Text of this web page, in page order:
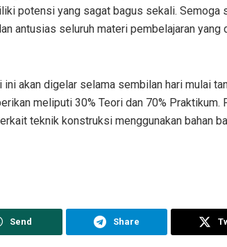
potensi yang sagat bagus sekali. Semoga
antusias seluruh materi pembelajaran yang
akan digelar selama sembilan hari mulai
meliputi 30% Teori dan 70% Praktikum.
teknik konstruksi menggunakan bahan
Send Share